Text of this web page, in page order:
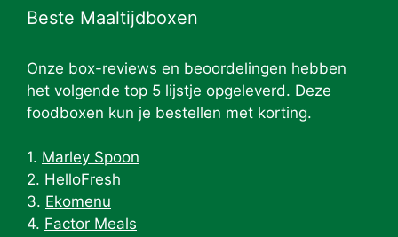
Beste Maaltijdboxen
Onze box-reviews en beoordelingen hebben
het volgende top 5 lijstje opgeleverd. Deze
foodboxen kun je bestellen met korting.
1. Marley Spoon
2. HelloFresh
3. Ekomenu
4. Factor Meals